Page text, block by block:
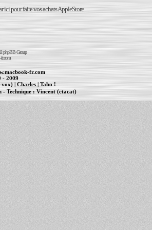
ici pour faire vos achats AppleStore
phpBB Group
fr.com
- 2009
vox)| Charles|Taho !
- Technique :Vincent (ctacat)
| cr�ation de sites Internet